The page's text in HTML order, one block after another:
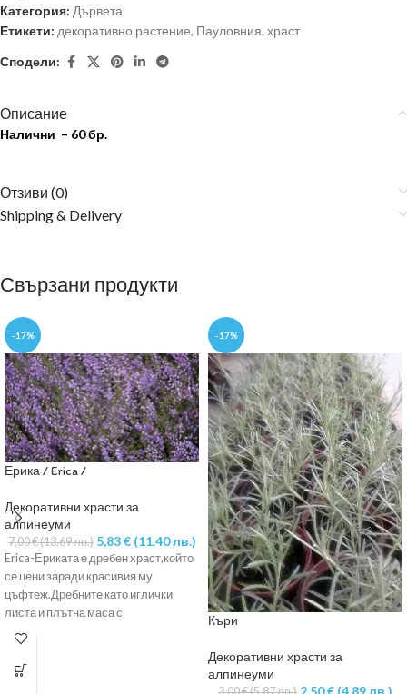
Категория: Дървета
Етикети: декоративно растение, Пауловния, храст
Сподели:
Описание
Налични – 60 бр.
Отзиви (0)
Shipping & Delivery
Свързани продукти
-17%
Ерика / Erica /
Декоративни храсти за
алпинеуми
7,00€(13.69 лв.) 5,83€ (11.40 лв.)
Erica-Ериката е дребен храст,който
се цени заради красивия му
цъфтеж.Дребните като иглички
листа и плътна маса с
камбановидни цветове го
-17%
Къри
Декоративни храсти за
алпинеуми
2,50€ (4.89 лв.)